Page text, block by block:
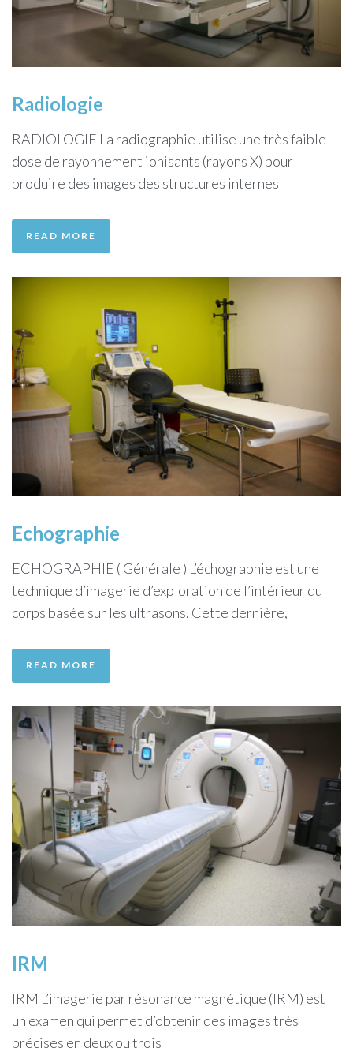
Radiologie
RADIOLOGIE La radiographie utilise une très faible
dose de rayonnement ionisants (rayons X) pour
produire des images des structures internes
READ MORE
Echographie
ECHOGRAPHIE ( Générale ) L’échographie est une
technique d’imagerie d’exploration de l’intérieur du
corps basée sur les ultrasons. Cette dernière,
READ MORE
IRM
IRM L’imagerie par résonance magnétique (IRM) est
un examen qui permet d’obtenir des images très
précises en deux ou trois